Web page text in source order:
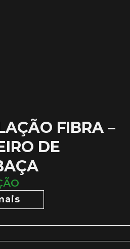
FIBRA –
DE